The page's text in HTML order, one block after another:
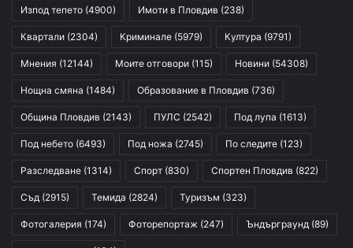
Изпод тепето (4900) Имоти в Пловдив (238)
Квартали (2304) Криминале (5979) Култура (9791)
Мнения (12144) Моите отговори (115) Новини (54308)
Нощна смяна (1484) Образование в Пловдив (736)
Община Пловдив (2143) ПУЛС (2542) Под лупа (1613)
Под небето (6493) Под ножа (2745) По следите (123)
Разследване (1314) Спорт (830) Спортен Пловдив (822)
Съд (2915) Темида (2824) Туризъм (323)
Фотогалерия (174) Фоторепортаж (247) Ъндърграунд (89)